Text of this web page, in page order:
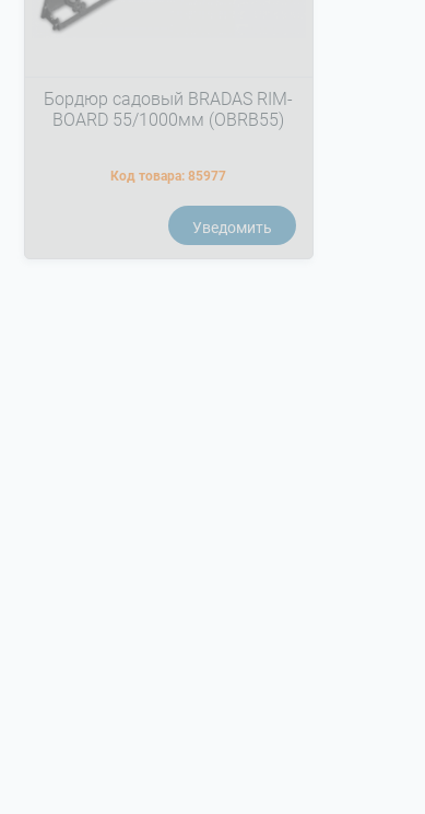
Бордюр садовый BRADAS RIM-
BOARD 55/1000мм (OBRB55)
Код товара:85977
Уведомить